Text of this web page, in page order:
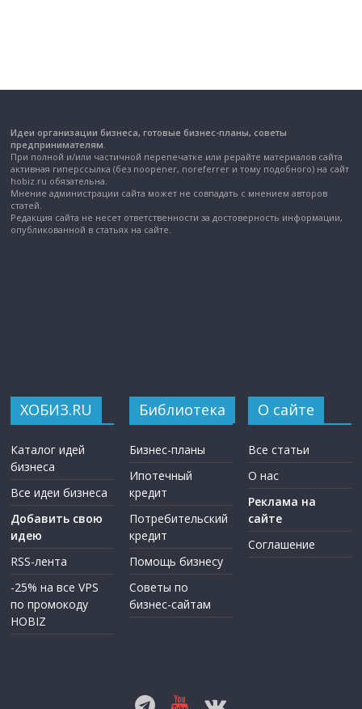
Идеи организации бизнеса, готовые бизнес-планы, советы
предпринимателям.
При полной и/или частичной перепечатке или рерайте материалов сайта
активная гиперссылка (без noopener, noreferrer и тому подобного) на сайт
hobiz.ru обязательна.
Мнение администрации сайта может не совпадать с мнением авторов
статей.
Редакция сайта не несет ответственности за достоверность информации,
опубликованной в статьях на сайте.
ХОБИЗ.RU
Каталог идей
бизнеса
Все идеи бизнеса
Добавить свою
идею
RSS-лента
-25% на все VPS
по промокоду
HOBIZ
Библиотека
Бизнес-планы
Ипотечный
кредит
Потребительский
кредит
Помощь бизнесу
Советы по
бизнес-сайтам
О сайте
Все статьи
О нас
Реклама на
сайте
Соглашение